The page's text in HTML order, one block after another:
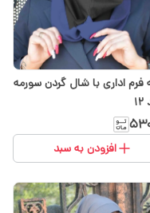
فرم اداری با شال گردن سورمه
افزودن به سبد